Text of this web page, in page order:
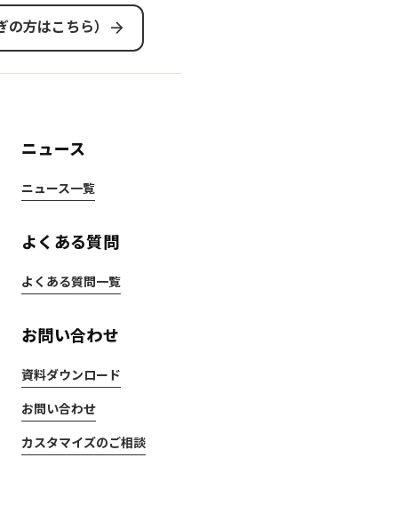
方はこちら） arrow_forward
ニュース
ニュース一覧
よくある質問
よくある質問一覧
お問い合わせ
資料ダウンロード
お問い合わせ
カスタマイズのご相談